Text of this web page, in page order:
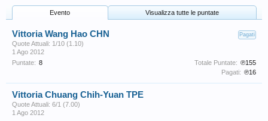
Evento Visualizza tutte le puntate
Pagati
Vittoria Wang Hao CHN
Quote Attuali: 1/10 (1.10)
1 Ago 2012
Puntate: 8 Totale Puntate: ℗155
Pagati: ℗16
Vittoria Chuang Chih-Yuan TPE
Quote Attuali: 6/1 (7.00)
1 Ago 2012